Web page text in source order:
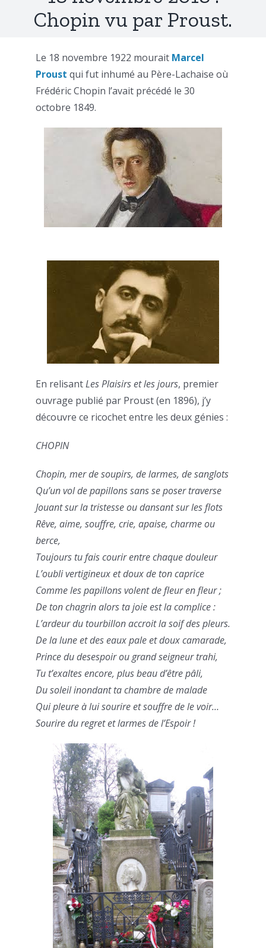
Chopin vu par Proust.
Le 18 novembre 1922 mourait Marcel
Proust qui fut inhumé au Père-Lachaise où
Frédéric Chopin l’avait précédé le 30
octobre 1849.
En relisantLes Plaisirs et les jours, premier
ouvrage publié par Proust (en 1896), j’y
découvre ce ricochet entre les deux génies :
CHOPIN
Chopin, mer de soupirs, de larmes, de sanglots
Qu’un vol de papillons sans se poser traverse
Jouant sur la tristesse ou dansant sur les flots
Rêve, aime, souffre, crie, apaise, charme ou
berce,
Toujours tu fais courir entre chaque douleur
L’oubli vertigineux et doux de ton caprice
Comme les papillons volent de fleur en fleur ;
De ton chagrin alors ta joie est la complice :
L’ardeur du tourbillon accroit la soif des pleurs.
De la lune et des eaux pale et doux camarade,
Prince du desespoir ou grand seigneur trahi,
Tu t’exaltes encore, plus beau d’être pâli,
Du soleil inondant ta chambre de malade
Qui pleure à lui sourire et souffre de le voir…
Sourire du regret et larmes de l’Espoir !